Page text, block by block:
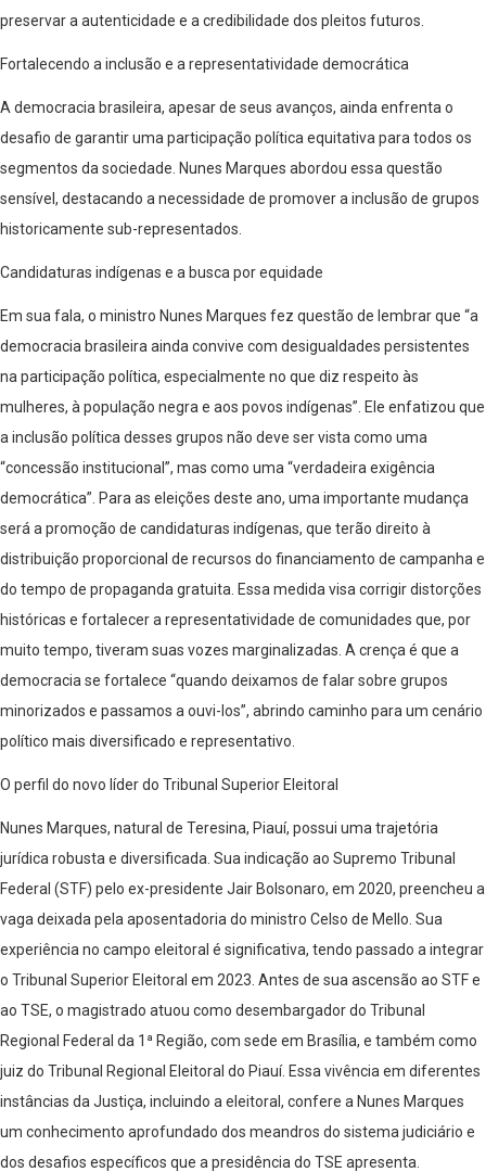
preservar a autenticidade e a credibilidade dos pleitos futuros.
Fortalecendo a inclusão e a representatividade democrática
A democracia brasileira, apesar de seus avanços, ainda enfrenta o
desafio de garantir uma participação política equitativa para todos os
segmentos da sociedade. Nunes Marques abordou essa questão
sensível, destacando a necessidade de promover a inclusão de grupos
historicamente sub-representados.
Candidaturas indígenas e a busca por equidade
Em sua fala, o ministro Nunes Marques fez questão de lembrar que “a
democracia brasileira ainda convive com desigualdades persistentes
na participação política, especialmente no que diz respeito às
mulheres, à população negra e aos povos indígenas”. Ele enfatizou que
a inclusão política desses grupos não deve ser vista como uma
“concessão institucional”, mas como uma “verdadeira exigência
democrática”. Para as eleições deste ano, uma importante mudança
será a promoção de candidaturas indígenas, que terão direito à
distribuição proporcional de recursos do financiamento de campanha e
do tempo de propaganda gratuita. Essa medida visa corrigir distorções
históricas e fortalecer a representatividade de comunidades que, por
muito tempo, tiveram suas vozes marginalizadas. A crença é que a
democracia se fortalece “quando deixamos de falar sobre grupos
minorizados e passamos a ouvi-los”, abrindo caminho para um cenário
político mais diversificado e representativo.
O perfil do novo líder do Tribunal Superior Eleitoral
Nunes Marques, natural de Teresina, Piauí, possui uma trajetória
jurídica robusta e diversificada. Sua indicação ao Supremo Tribunal
Federal (STF) pelo ex-presidente Jair Bolsonaro, em 2020, preencheu a
vaga deixada pela aposentadoria do ministro Celso de Mello. Sua
experiência no campo eleitoral é significativa, tendo passado a integrar
o Tribunal Superior Eleitoral em 2023. Antes de sua ascensão ao STF e
ao TSE, o magistrado atuou como desembargador do Tribunal
Regional Federal da 1ª Região, com sede em Brasília, e também como
juiz do Tribunal Regional Eleitoral do Piauí. Essa vivência em diferentes
instâncias da Justiça, incluindo a eleitoral, confere a Nunes Marques
um conhecimento aprofundado dos meandros do sistema judiciário e
dos desafios específicos que a presidência do TSE apresenta.